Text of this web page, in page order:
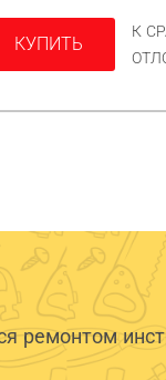
КУПИТЬ
К
ремонтом